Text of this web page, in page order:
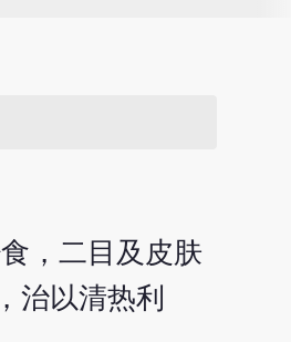
，二目及皮肤
治以清热利